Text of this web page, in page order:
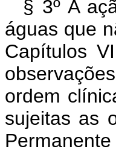
§ 3º A
águas que
Capítulos
ordem
sujeitas as